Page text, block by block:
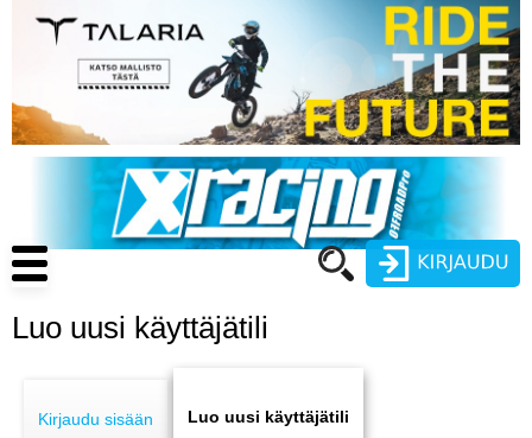
pääsisältöön
Käyttäjätunnus
Main
navigation
ENDURO
Luo uusi käyttäjätili
tabs
Kirjaudu sisään Luo uusi käyttäjätili